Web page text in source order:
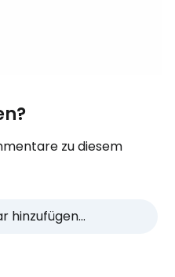
zu diesem
hinzufügen...